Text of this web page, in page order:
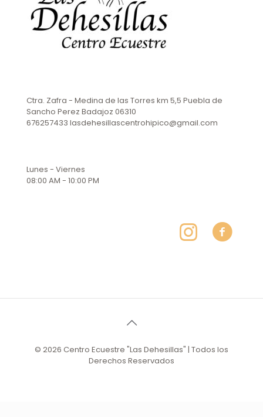
Ctra. Zafra - Medina de las Torres km 5,5 Puebla de
Sancho Perez Badajoz 06310
676257433 lasdehesillascentrohipico@gmail.com
Lunes - Viernes
08:00 AM - 10:00 PM
© 2026 Centro Ecuestre "Las Dehesillas" | Todos los
Derechos Reservados